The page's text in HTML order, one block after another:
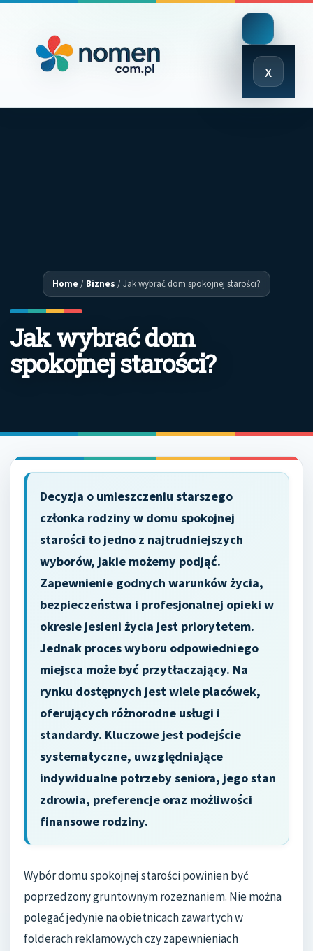
x
Close
Menu
Home / Biznes /Jak wybrać dom spokojnej starości?
Jak wybrać dom
spokojnej starości?
Decyzja o umieszczeniu starszego
członka rodziny w domu spokojnej
starości to jedno z najtrudniejszych
wyborów, jakie możemy podjąć.
Zapewnienie godnych warunków życia,
bezpieczeństwa i profesjonalnej opieki w
okresie jesieni życia jest priorytetem.
Jednak proces wyboru odpowiedniego
miejsca może być przytłaczający. Na
rynku dostępnych jest wiele placówek,
oferujących różnorodne usługi i
standardy. Kluczowe jest podejście
systematyczne, uwzględniające
indywidualne potrzeby seniora, jego stan
zdrowia, preferencje oraz możliwości
finansowe rodziny.
Wybór domu spokojnej starości powinien być
poprzedzony gruntownym rozeznaniem. Nie można
polegać jedynie na obietnicach zawartych w
folderach reklamowych czy zapewnieniach